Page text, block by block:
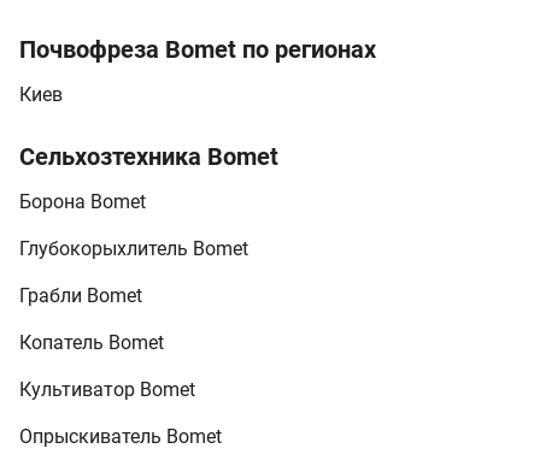
Почвофреза Bomet по регионах
Киев
Сельхозтехника Bomet
Борона Bomet
Глубокорыхлитель Bomet
Грабли Bomet
Копатель Bomet
Культиватор Bomet
Опрыскиватель Bomet